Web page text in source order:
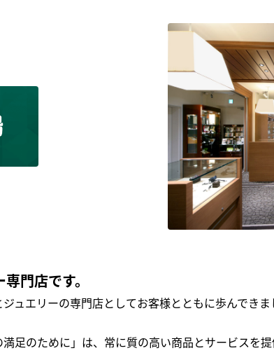
門店です。
ュエリーの専門店としてお客様とともに歩んでき
足のために」は、常に質の高い商品とサービスを